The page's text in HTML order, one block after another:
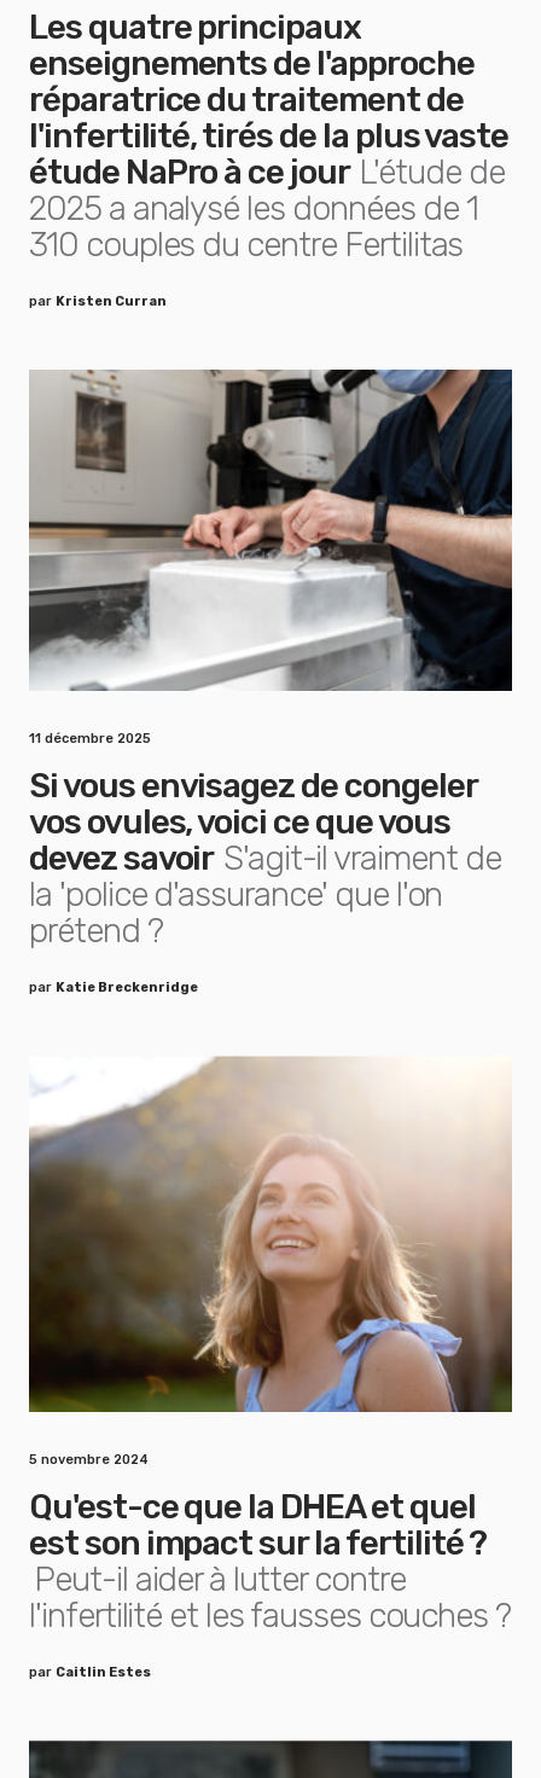
Les quatre principaux
enseignements de l'approche
réparatrice du traitement de
l'infertilité, tirés de la plus vaste
étude NaPro à ce jour L'étude de
2025 a analysé les données de 1
310 couples du centre Fertilitas
par Kristen Curran
11 décembre 2025
Si vous envisagez de congeler
vos ovules, voici ce que vous
devez savoir S'agit-il vraiment de
la 'police d'assurance' que l'on
prétend ?
par Katie Breckenridge
5 novembre 2024
Qu'est-ce que la DHEA et quel
est son impact sur la fertilité ?
Peut-il aider à lutter contre
l'infertilité et les fausses couches ?
par Caitlin Estes